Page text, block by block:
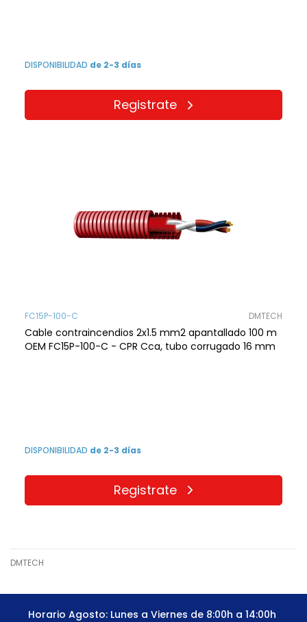
DISPONIBILIDAD de 2-3 días
Registrate
FC15P-100-C DMTECH
Cable contraincendios 2x1.5 mm2 apantallado 100 m
OEM FC15P-100-C - CPR Cca, tubo corrugado 16 mm
DISPONIBILIDAD de 2-3 días
Registrate
DMTECH
Horario Agosto: Lunes a Viernes de 8:00h a 14:00h